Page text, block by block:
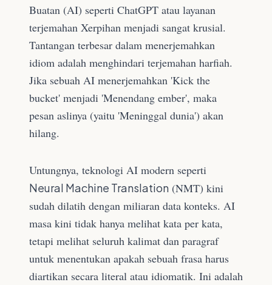
Buatan (AI) seperti ChatGPT atau layanan
terjemahan Xerpihan menjadi sangat krusial.
Tantangan terbesar dalam menerjemahkan
idiom adalah menghindari terjemahan harfiah.
Jika sebuah AI menerjemahkan 'Kick the
bucket' menjadi 'Menendang ember', maka
pesan aslinya (yaitu 'Meninggal dunia') akan
hilang.
Untungnya, teknologi AI modern seperti
Neural Machine Translation (NMT) kini
sudah dilatih dengan miliaran data konteks. AI
masa kini tidak hanya melihat kata per kata,
tetapi melihat seluruh kalimat dan paragraf
untuk menentukan apakah sebuah frasa harus
diartikan secara literal atau idiomatik. Ini adalah